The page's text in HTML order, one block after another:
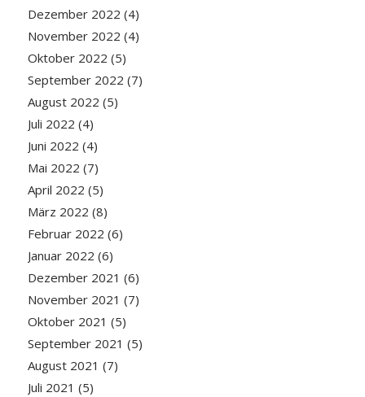
Dezember 2022 (4)
November 2022 (4)
Oktober 2022 (5)
September 2022 (7)
August 2022 (5)
Juli 2022 (4)
Juni 2022 (4)
Mai 2022 (7)
April 2022 (5)
März 2022 (8)
Februar 2022 (6)
Januar 2022 (6)
Dezember 2021 (6)
November 2021 (7)
Oktober 2021 (5)
September 2021 (5)
August 2021 (7)
Juli 2021 (5)